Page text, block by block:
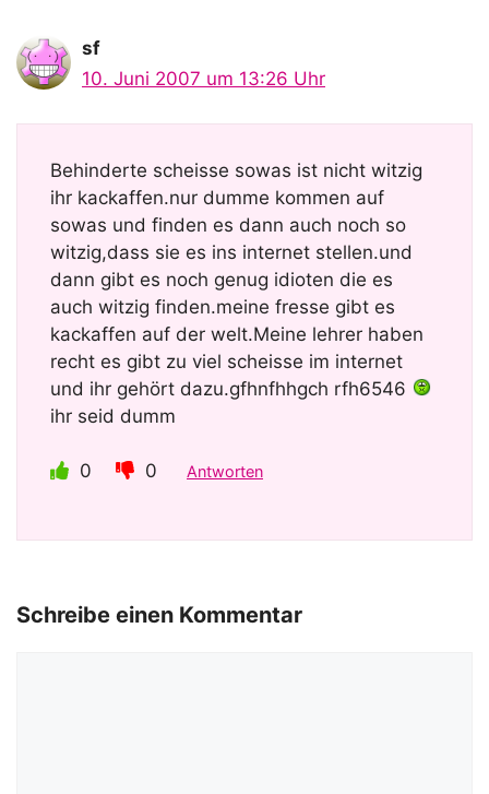
sf
10. Juni 2007 um 13:26 Uhr
Behinderte scheisse sowas ist nicht witzig
ihr kackaffen.nur dumme kommen auf
sowas und finden es dann auch noch so
witzig,dass sie es ins internet stellen.und
dann gibt es noch genug idioten die es
auch witzig finden.meine fresse gibt es
kackaffen auf der welt.Meine lehrer haben
recht es gibt zu viel scheisse im internet
und ihr gehört dazu.gfhnfhhgch rfh6546
ihr seid dumm
0 0 Antworten
Schreibe einen Kommentar